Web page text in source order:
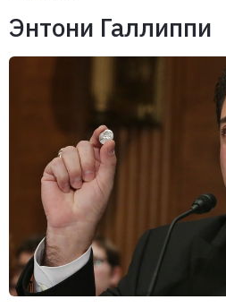
Энтони Галлиппи